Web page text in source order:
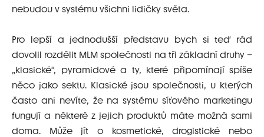
nebudou v systému všichni lidičky světa.
Pro lepší a jednodušší představu bych si teď rád
dovolil rozdělit MLM společnosti na tři základní druhy –
„klasické“, pyramidové a ty, které připomínají spíše
něco jako sektu. Klasické jsou společnosti, u kterých
často ani nevíte, že na systému síťového marketingu
fungují a některé z jejich produktů máte možná sami
doma. Může jít o kosmetické, drogistické nebo